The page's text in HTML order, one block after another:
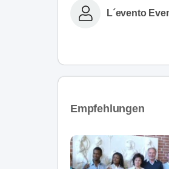
L´evento
Empfehlungen